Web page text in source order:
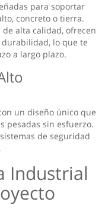
para soportar
concreto o tierra.
alta calidad, ofrecen
durabilidad, lo que te
a largo plazo.
un diseño único que
pesadas sin esfuerzo.
de seguridad
Industrial